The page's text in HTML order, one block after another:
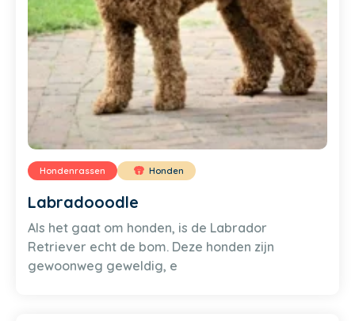
Hondenrassen Honden
Labradooodle
Als het gaat om honden, is de Labrador
Retriever echt de bom. Deze honden zijn
gewoonweg geweldig, e